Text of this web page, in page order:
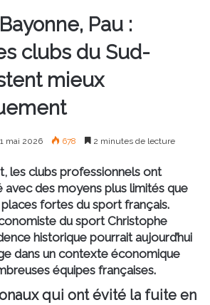
Pau :
clubs du Sud-
mieux
mai 2026 678 2 minutes de lecture
les clubs professionnels ont
des moyens plus limités que
fortes du sport français.
du sport Christophe
historique pourrait aujourd’hui
dans un contexte économique
équipes françaises.
qui ont évité la fuite en